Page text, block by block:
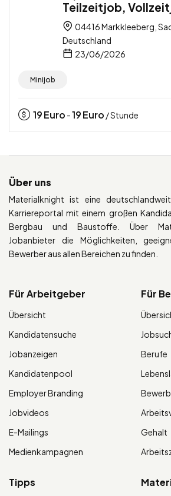
Teilzeitjob,
04416 Markkleeberg,
Deutschland
23/06/2026
Minijob
19Euro -19Euro / Stunde
Über uns
Materialknight ist eine
Karriereportal mit einem großen
Bergbau und Baustoffe. Über
Jobanbieter die Möglichkeiten,
Bewerber aus allen Bereichen zu finden.
Für Arbeitgeber
Übersicht
Kandidatensuche
Jobanzeigen
Kandidatenpool
Employer Branding
Jobvideos
E-Mailings
Medienkampagnen
Für
Berufe
Gehalt
Tipps